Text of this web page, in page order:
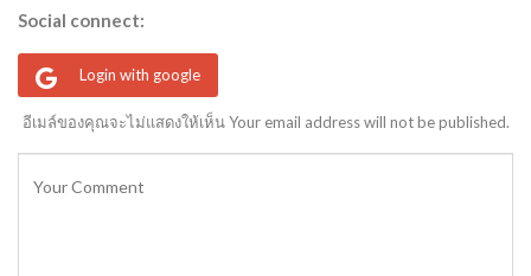
Social connect:
Login with google
อีเมล์ของคุณจะไม่แสดงให้เห็น Your email address will not be published.